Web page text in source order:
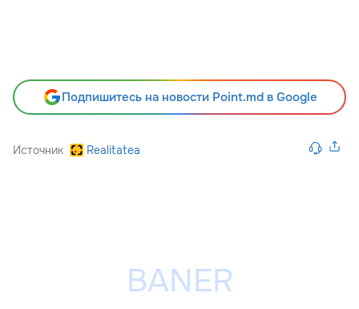
Подпишитесь на новости Point.md в Google
Источник Realitatea